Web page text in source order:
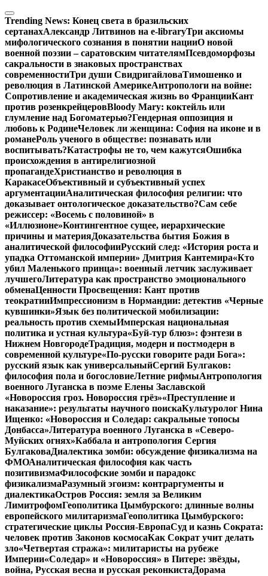
Перейти
к
содержимому
Trending News: Конец света в бразильских
сертанахАлександр Литвинов на e-libraryТри аксиомы
мифологического сознания в понятии нацииО новой
военной поэзии – саратовским читателямПсевдоморфозы
сакральности в знаковых пространствах
современностиТри души СвидригайловаТимошенко и
революция в Латинской АмерикеАнтропологи на войне:
Сопротивление и академическая жизнь во ФранцииКант
против розенкрейцеровBloody Mary: коктейль или
глумление над Богоматерью?Гендерная оппозиция и
любовь к РодинеЧеловек ли женщина: София на иконе и в
романеРоль ученого в обществе: познавать или
воспитывать?Катастрофы не то, чем кажутсяОшибка
происхождения в антирелигиозной
пропагандеХристианство и революция в
КаракасеОбъективный и субъективный успех
аргументацииАналитическая философия религии: что
доказывает онтологическое доказательство?Сам себе
режиссер: «Восемь с половиной» в
«Иллюзионе»Контингентное сущее, иерархические
причины и материяДоказательства бытия Божия в
аналитической философииРусский след: «История роста и
упадка Оттоманской империи» Дмитрия Кантемира«Кто
убил Маленького принца»: военный летчик заслуживает
лучшегоЛитература как пространство эмоционального
обменаЦенности Просвещения: Кант против
теократииИмпрессионизм в Нормандии: детектив «Черные
кувшинки»Язык без политической мобилизации:
реальность против схемыИмперская национальная
политика и устная культура«Буй-тур блюз»: фэнтези в
Нижнем НовгородеТрадиция, модерн и постмодерн в
современной культуре«По-русски говорите ради Бога»:
русский язык как универсальныйСергий Булгаков:
философия пола и богословиеЛетние рифмыАнтропология
военного Луганска в поэме Елены Заславской
«Новороссия гроз. Новороссия грёз»«Преступление и
наказание»: результаты научного поискаКультуролог Нина
Ищенко: «Новороссия и Соледар: сакральные топосы
Донбасса»Литература военного Луганска в «Северо-
Муйских огнях»Каббала и антропология Сергия
БулгаковаДиалектика зомби: обсуждение физикализма на
ФМОАналитическая философия как часть
позитивизмаФилософские зомби и парадокс
физикализмаРазумный эгоизм: контраргументы и
диалектикаОстров Россия: земля за Великим
ЛимитрофомГеополитика Цымбурского: длинные волны
европейского милитаризмаГеополитика Цымбурского:
стратегические циклы Россия-ЕвропаСуд и казнь Сократа:
человек против Законов космосаКак Сократ учит делать
зло«Четвертая стража»: милитаристы на рубеже
Империи«Соледар» и «Новороссия» в Питере: звёзды,
война, Русская весна и русская реконкистаДорама